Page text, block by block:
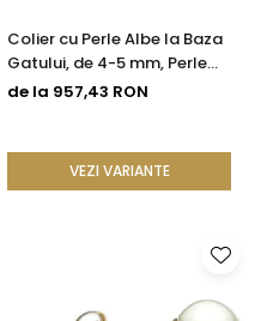
Colier cu Perle Albe la Baza
Gatului, de 4-5 mm, Perle
Rare, Calitate AAA+, Aur 14K
de la 957,43 RON
VEZI VARIANTE